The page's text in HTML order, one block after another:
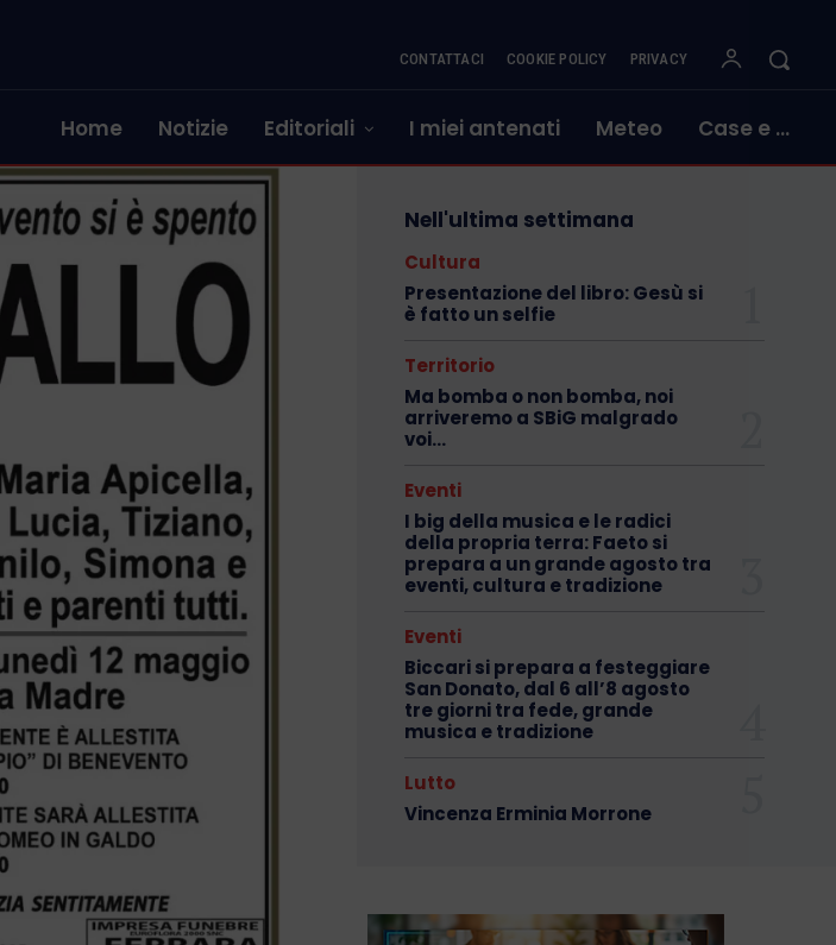
CONTATTACI COOKIE POLICY PRIVACY
Home Notizie Editoriali I miei antenati Meteo Case e …
Nell'ultima settimana
Cultura
Presentazione del libro: Gesù si
è fatto un selfie
Territorio
Ma bomba o non bomba, noi
arriveremo a SBiG malgrado
voi…
Eventi
I big della musica e le radici
della propria terra: Faeto si
prepara a un grande agosto tra
eventi, cultura e tradizione
Eventi
Biccari si prepara a festeggiare
San Donato, dal 6 all’8 agosto
tre giorni tra fede, grande
musica e tradizione
Lutto
Vincenza Erminia Morrone